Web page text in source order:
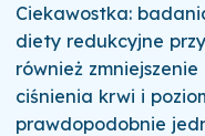
Ciekawostka:
diety redukcyjne
również
ciśnienia krwi i
prawdopodobnie